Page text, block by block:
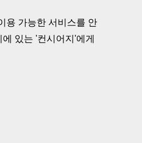
용 가능한 서비스를 안
있는 '컨시어지'에게